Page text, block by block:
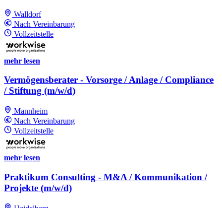
Walldorf
Nach Vereinbarung
Vollzeitstelle
mehr lesen
Vermögensberater - Vorsorge / Anlage / Compliance
/ Stiftung (m/w/d)
Mannheim
Nach Vereinbarung
Vollzeitstelle
mehr lesen
Praktikum Consulting - M&A / Kommunikation /
Projekte (m/w/d)